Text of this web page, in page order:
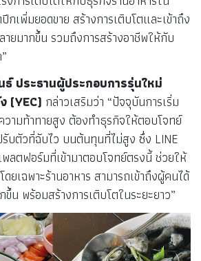
กเพิ่มยอดขาย สร้างการเติบโตและเข้าถึง
ยมากขึ้น รวมถึงการสร้างอาชีพให้กับ
ประธานผู้ประกอบการรุ่นใหม่
(YEC) กล่าวเสริมว่า “ปัจจุบันการเริ่ม
ามท้าทายสูง ต้องทำธุรกิจให้ตอบโจทย์
บตัวที่ฉับไว บนต้นทุนที่ไม่สูง ซึ่ง LINE
ลตฟอร์มที่เข้ามาตอบโจทย์ตรงนี้ ช่วยให้
ยเฉพาะร้านอาหาร สามารถเข้าถึงผู้คนได้
น พร้อมสร้างการเติบโตในระยะยาว”